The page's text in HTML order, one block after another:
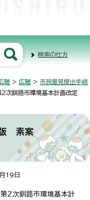
検索の仕方
聴 > 広聴 > 市民意見提出手続
次釧路市環境基本計画改定
版 素案
19日
第2次釧路市環境基本計